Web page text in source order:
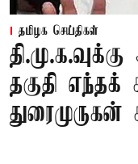
தமிழக செய்திகள்
தகுதி